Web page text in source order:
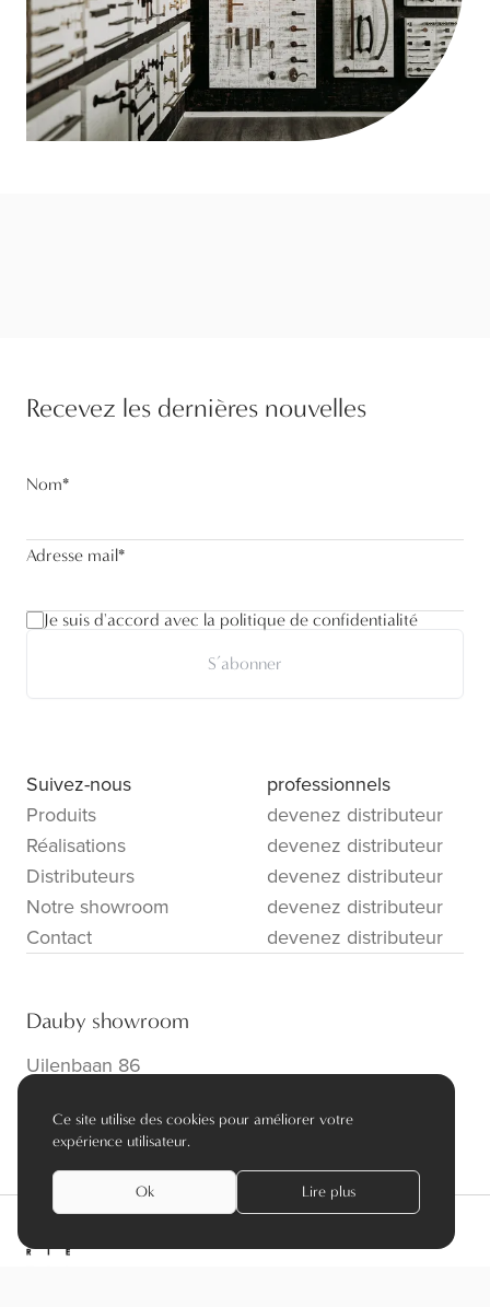
Recevez les dernières nouvelles
Nom*
Adresse mail*
Je suis d'accord avec la politique de confidentialité
S’abonner
Suivez-nous
Produits
Réalisations
Distributeurs
Notre showroom
Contact
professionnels
devenez distributeur
devenez distributeur
devenez distributeur
devenez distributeur
devenez distributeur
Dauby showroom
Uilenbaan 86
info@dauby.be|+32 3 354 16 86
Ce site utilise des cookies pour améliorer votre
expérience utilisateur.
Ok Lire plus